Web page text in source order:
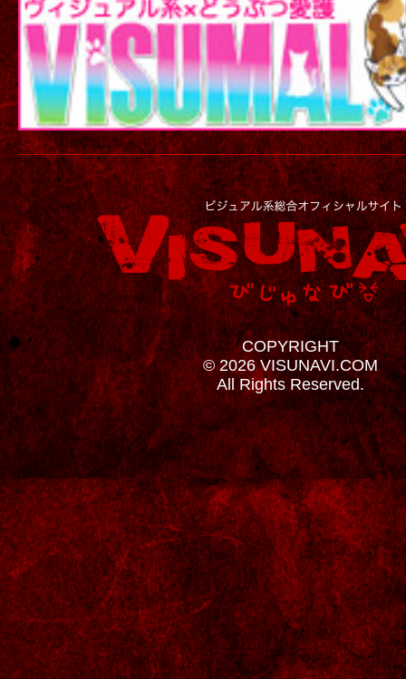
COPYRIGHT
© 2026 VISUNAVI.COM
All Rights Reserved.